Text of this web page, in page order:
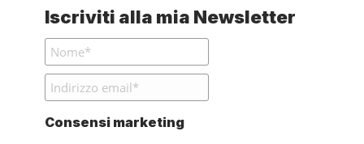
Iscriviti alla mia Newsletter
Consensi marketing